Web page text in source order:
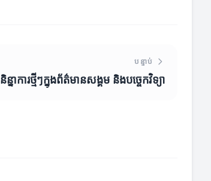
បន្ទាប់
និន្នាការថ្មីៗក្នុងព័ត៌មានសង្គម និងបច្ចេកវិទ្យា